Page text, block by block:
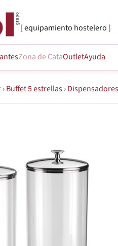
equipamiento hostelero
Zona de CataOutletAyuda
› Buffet 5 estrellas›Dispensadores